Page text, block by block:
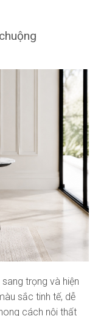
trọng và hiện
sắc tinh tế, dễ
cách nội thất